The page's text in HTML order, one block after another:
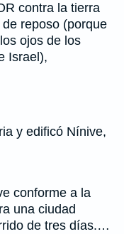
contra la tierra
reposo (porque
los ojos de los
Israel),
y edificó Nínive,
conforme a la
una ciudad
de tres días.…